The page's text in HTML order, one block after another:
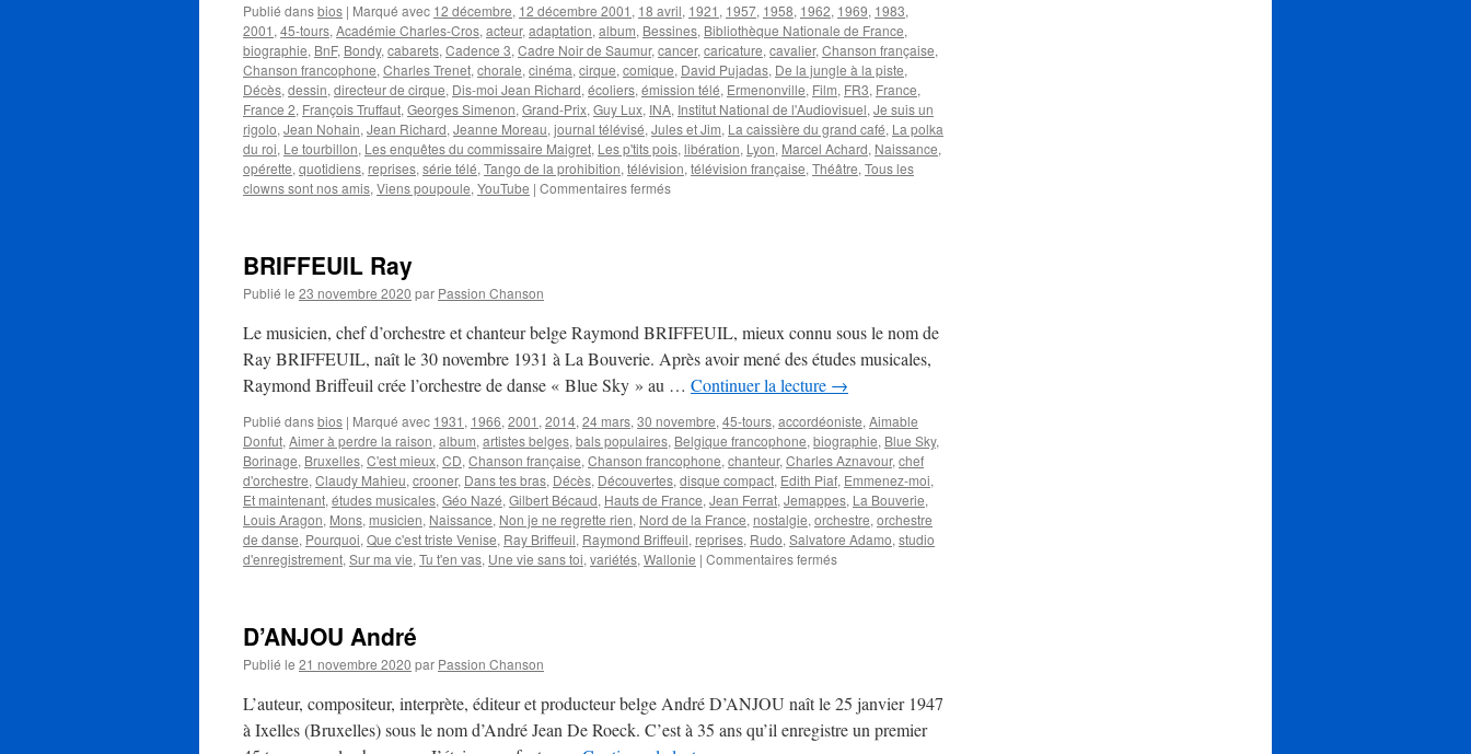
Publié dansbios | Marqué avec 12 décembre, 12 décembre 2001 , 18 avril, 1921 , 1957, 1958, 1962, 1969, 1983,
2001 , 45-tours, Académie Charles-Cros, acteur, adaptation, album, Bessines, Bibliothèque Nationale de France,
biographie, BnF, Bondy, cabarets, Cadence 3, Cadre Noir de Saumur, cancer, caricature, cavalier, Chanson française,
Chanson francophone, Charles Trenet, chorale, cinéma, cirque, comique, David Pujadas, De la jungle à la piste,
Décès, dessin, directeur de cirque, Dis-moi Jean Richard, écoliers, émission télé, Ermenonville, Film, FR3, France,
France 2, François Truffaut, Georges Simenon, Grand-Prix, Guy Lux, INA, Institut National de l'Audiovisuel, Je suis un
rigolo, Jean Nohain, Jean Richard, Jeanne Moreau, journal télévisé, Jules et Jim, La caissière du grand café, La polka
du roi, Le tourbillon, Les enquêtes du commissaire Maigret, Les p'tits pois, libération, Lyon, Marcel Achard, Naissance,
opérette, quotidiens, reprises, série télé, Tango de la prohibition, télévision, télévision française, Théâtre, Tous les
clowns sont nos amis, Viens poupoule, YouTube | Commentaires ferméssur
BRIFFEUIL Ray
Publié le 23 novembre 2020 par Passion Chanson
Le musicien, chef d’orchestre et chanteur belge Raymond BRIFFEUIL, mieux connu sous le nom de
Ray BRIFFEUIL, naît le 30 novembre 1931 à La Bouverie. Après avoir mené des études musicales,
Raymond Briffeuil crée l’orchestre de danse « Blue Sky » au … Continuer la lecture →
Publié dansbios | Marqué avec 1931 , 1966, 2001 , 2014, 24 mars, 30 novembre, 45-tours, accordéoniste, Aimable
Donfut, Aimer à perdre la raison, album, artistes belges, bals populaires, Belgique francophone, biographie, Blue Sky,
Borinage, Bruxelles, C'est mieux, CD, Chanson française, Chanson francophone, chanteur, Charles Aznavour, chef
d'orchestre, Claudy Mahieu, crooner, Dans tes bras, Décès, Découvertes, disque compact, Edith Piaf, Emmenez-moi,
Et maintenant, études musicales, Géo Nazé, Gilbert Bécaud, Hauts de France, Jean Ferrat, Jemappes, La Bouverie,
Louis Aragon, Mons, musicien, Naissance, Non je ne regrette rien, Nord de la France, nostalgie, orchestre, orchestre
de danse, Pourquoi, Que c'est triste Venise, Ray Briffeuil, Raymond Briffeuil, reprises, Rudo, Salvatore Adamo, studio
d'enregistrement, Sur ma vie, Tu t'en vas, Une vie sans toi, variétés, Wallonie | Commentaires ferméssur
D’ANJOU André
Publié le 21 novembre 2020 par Passion Chanson
L’auteur, compositeur, interprète, éditeur et producteur belge André D’ANJOU naît le 25 janvier 1947
à Ixelles (Bruxelles) sous le nom d’André Jean De Roeck. C’est à 35 ans qu’il enregistre un premier